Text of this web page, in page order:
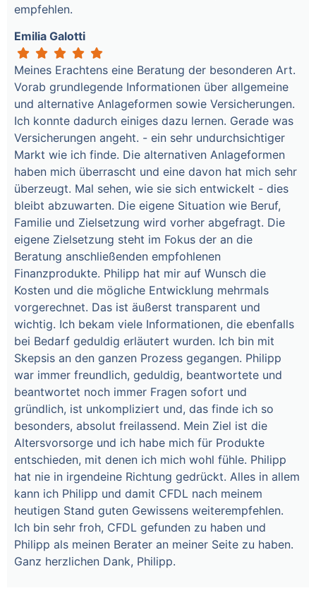
empfehlen.
Emilia Galotti
Meines Erachtens eine Beratung der besonderen Art.
Vorab grundlegende Informationen über allgemeine
und alternative Anlageformen sowie Versicherungen.
Ich konnte dadurch einiges dazu lernen. Gerade was
Versicherungen angeht. - ein sehr undurchsichtiger
Markt wie ich finde. Die alternativen Anlageformen
haben mich überrascht und eine davon hat mich sehr
überzeugt. Mal sehen, wie sie sich entwickelt - dies
bleibt abzuwarten. Die eigene Situation wie Beruf,
Familie und Zielsetzung wird vorher abgefragt. Die
eigene Zielsetzung steht im Fokus der an die
Beratung anschließenden empfohlenen
Finanzprodukte. Philipp hat mir auf Wunsch die
Kosten und die mögliche Entwicklung mehrmals
vorgerechnet. Das ist äußerst transparent und
wichtig. Ich bekam viele Informationen, die ebenfalls
bei Bedarf geduldig erläutert wurden. Ich bin mit
Skepsis an den ganzen Prozess gegangen. Philipp
war immer freundlich, geduldig, beantwortete und
beantwortet noch immer Fragen sofort und
gründlich, ist unkompliziert und, das finde ich so
besonders, absolut freilassend. Mein Ziel ist die
Altersvorsorge und ich habe mich für Produkte
entschieden, mit denen ich mich wohl fühle. Philipp
hat nie in irgendeine Richtung gedrückt. Alles in allem
kann ich Philipp und damit CFDL nach meinem
heutigen Stand guten Gewissens weiterempfehlen.
Ich bin sehr froh, CFDL gefunden zu haben und
Philipp als meinen Berater an meiner Seite zu haben.
Ganz herzlichen Dank, Philipp.